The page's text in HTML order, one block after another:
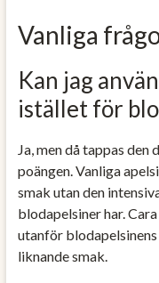
Vanliga
Kan jag
istället för
Ja, men då tappas
poängen. Vanliga
smak utan den
blodapelsiner har.
utanför blodapelsinens
liknande smak.